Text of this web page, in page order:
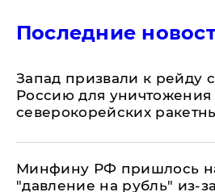
Последние
Запад призвали к рейду
Россию для уничтожения
северокорейских
Минфину РФ пришлось
"давление на рубль" из-